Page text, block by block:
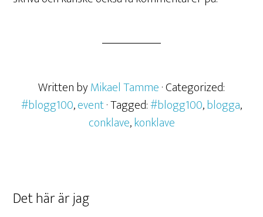
Written byMikael Tamme· Categorized:
#blogg100,event· Tagged:#blogg100,blogga,
conklave,konklave
Det här är jag